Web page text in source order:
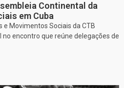
Continental da
em Cuba
e Movimentos Sociais da CTB
no encontro que reúne delegações de